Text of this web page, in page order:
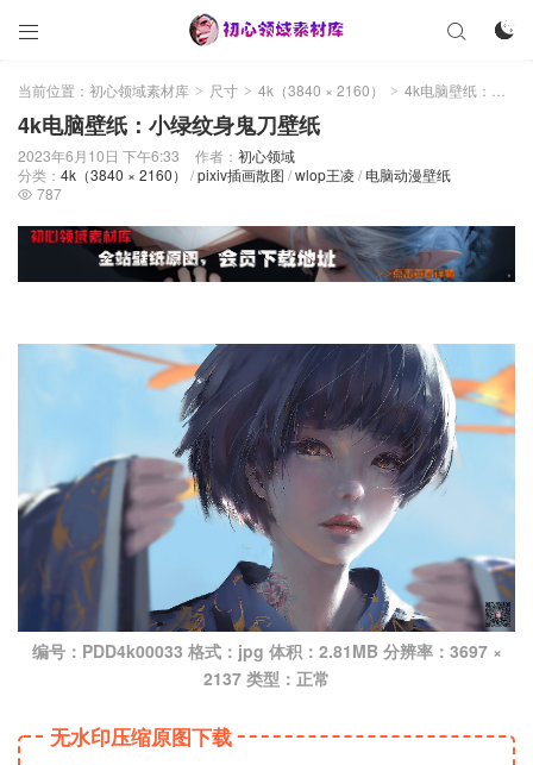
 

当前位置： 初心领域素材库 > 尺寸 > 4k（3840 × 2160） > 4k电脑壁纸：小绿纹身鬼刀壁纸
4k电脑壁纸：小绿纹身鬼刀壁纸
2023年6月10日 下午6:33 作者： 初心领域
分类： 4k（3840 × 2160） /pixiv插画散图 /wlop王凌 / 电脑动漫壁纸
 787
编号：PDD4k00033 格式：jpg 体积：2.81MB 分辨率：3697 ×
2137 类型：正常
无水印压缩原图下载